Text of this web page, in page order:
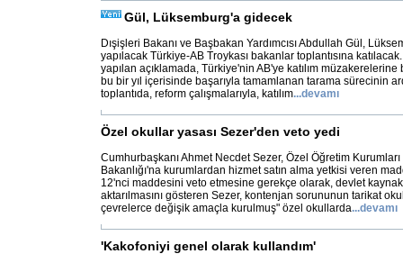
Gül, Lüksemburg'a gidecek
Dışişleri Bakanı ve Başbakan Yardımcısı Abdullah Gül,
yapılacak Türkiye-AB Troykası bakanlar toplantısına
yapılan açıklamada, Türkiye'nin AB'ye katılım müzakerelerine
bu bir yıl içerisinde başarıyla tamamlanan tarama sürecinin
toplantıda, reform çalışmalarıyla, katılım...devamı
Özel okullar yasası Sezer'den veto yedi
Cumhurbaşkanı Ahmet Necdet Sezer, Özel Öğretim
Bakanlığı'na kurumlardan hizmet satın alma yetkisi veren
12'nci maddesini veto etmesine gerekçe olarak, devlet
aktarılmasını gösteren Sezer, kontenjan sorununun tarikat
çevrelerce değişik amaçla kurulmuş" özel okullarda...devamı
'Kakofoniyi genel olarak kullandım'